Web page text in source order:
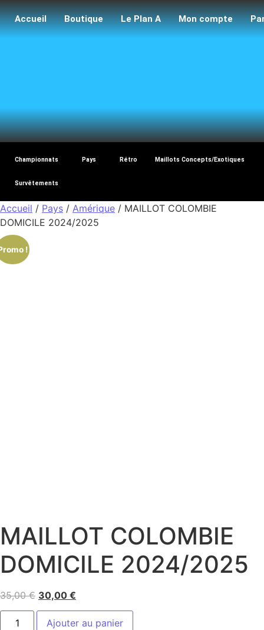
Accueil Boutique Le Plan A Mon compte
Championnats Pays Rétro Maillots Concepts/Exotiques
Survêtements
Accueil / Pays / Amérique / MAILLOT COLOMBIE
DOMICILE 2024/2025
!
MAILLOT COLOMBIE
DOMICILE 2024/2025
35,00€ 30,00 €
Ajouter au panier